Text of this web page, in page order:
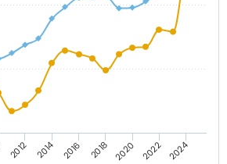
2012 2014 2016 2018 2020 2022 2024